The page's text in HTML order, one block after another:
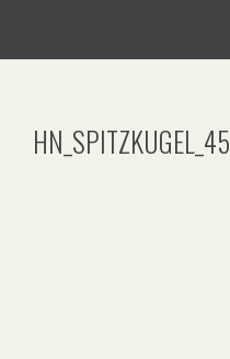
HN_SPITZKUGEL_45